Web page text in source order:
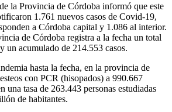
la Provincia de Córdoba informó que este
1.761 nuevos casos de Covid-19,
a Córdoba capital y 1.086 al interior.
de Córdoba registra a la fecha un total
un acumulado de 214.553 casos.
hasta la fecha, en la provincia de
con PCR (hisopados) a 990.667
una tasa de 263.443 personas estudiadas
de habitantes.